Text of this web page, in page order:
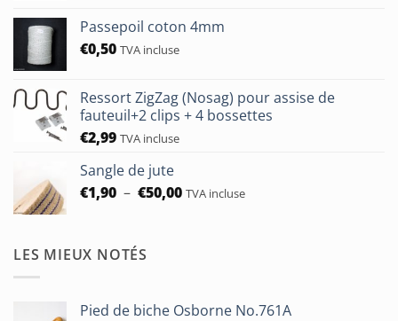
€0,45
à
Passepoil coton 4mm
€0,50 TVA incluse
Ressort ZigZag (Nosag) pour assise de
fauteuil+2 clips + 4 bossettes
€2,99 TVA incluse
Sangle de jute
€1,90 – €50,00Plage
TVA incluse
LES MIEUX NOTÉS
Pied de biche Osborne No.761A